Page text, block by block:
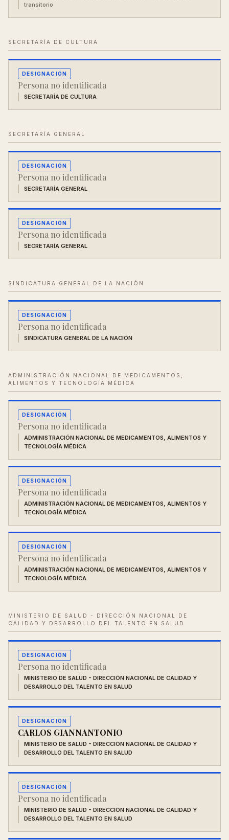
transitorio
SECRETARÍA DE CULTURA
DESIGNACIÓN
Persona no identificada
SECRETARÍA DE CULTURA
SECRETARÍA GENERAL
DESIGNACIÓN
Persona no identificada
SECRETARÍA GENERAL
DESIGNACIÓN
Persona no identificada
SECRETARÍA GENERAL
SINDICATURA GENERAL DE LA NACIÓN
DESIGNACIÓN
Persona no identificada
SINDICATURA GENERAL DE LA NACIÓN
ADMINISTRACIÓN NACIONAL DE MEDICAMENTOS,
ALIMENTOS Y TECNOLOGÍA MÉDICA
DESIGNACIÓN
Persona no identificada
ADMINISTRACIÓN NACIONAL DE MEDICAMENTOS, ALIMENTOS Y
TECNOLOGÍA MÉDICA
DESIGNACIÓN
Persona no identificada
ADMINISTRACIÓN NACIONAL DE MEDICAMENTOS, ALIMENTOS Y
TECNOLOGÍA MÉDICA
DESIGNACIÓN
Persona no identificada
ADMINISTRACIÓN NACIONAL DE MEDICAMENTOS, ALIMENTOS Y
TECNOLOGÍA MÉDICA
MINISTERIO DE SALUD - DIRECCIÓN NACIONAL DE
CALIDAD Y DESARROLLO DEL TALENTO EN SALUD
DESIGNACIÓN
Persona no identificada
MINISTERIO DE SALUD - DIRECCIÓN NACIONAL DE CALIDAD Y
DESARROLLO DEL TALENTO EN SALUD
DESIGNACIÓN
CARLOS GIANNANTONIO
MINISTERIO DE SALUD - DIRECCIÓN NACIONAL DE CALIDAD Y
DESARROLLO DEL TALENTO EN SALUD
DESIGNACIÓN
Persona no identificada
MINISTERIO DE SALUD - DIRECCIÓN NACIONAL DE CALIDAD Y
DESARROLLO DEL TALENTO EN SALUD